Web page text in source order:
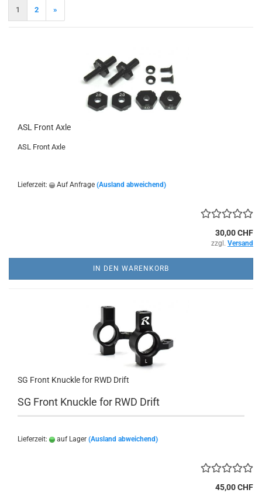
1 2 »
ASL Front Axle
ASL Front Axle
Lieferzeit: Auf Anfrage (Ausland abweichend)
30,00 CHF
zzgl. Versand
IN DEN WARENKORB
SG Front Knuckle for RWD Drift
SG Front Knuckle for RWD Drift
Lieferzeit: auf Lager (Ausland abweichend)
45,00 CHF